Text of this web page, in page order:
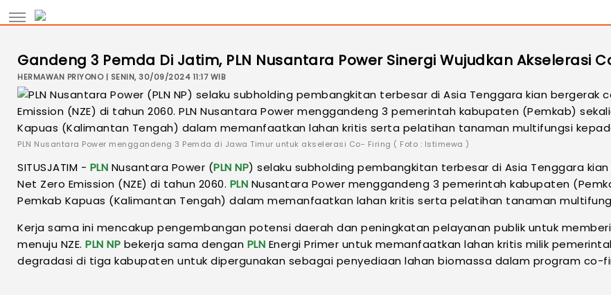
Gandeng 3 Pemda Di Jatim, PLN Nusantara Power Sinergi Wujudkan Akselerasi
HERMAWAN PRIYONO | SENIN, 30/09/2024 11:17 WIB
PLN Nusantara Power menggandeng 3 Pemda di Jawa Timur untuk akselerasi Co- Firing ( Foto : Istimewa )
SITUSJATIM - PLN Nusantara Power (PLN NP) selaku subholding pembangkitan terbesar di Asia Tenggara
Net Zero Emission (NZE) di tahun 2060. PLN Nusantara Power menggandeng 3 pemerintah kabupaten
Pemkab Kapuas (Kalimantan Tengah) dalam memanfaatkan lahan kritis serta pelatihan tanaman
Kerja sama ini mencakup pengembangan potensi daerah dan peningkatan pelayanan publik untuk
menuju NZE. PLN NP bekerja sama dengan PLN Energi Primer untuk memanfaatkan lahan kritis milik
degradasi di tiga kabupaten untuk dipergunakan sebagai penyediaan lahan biomassa dalam program co-